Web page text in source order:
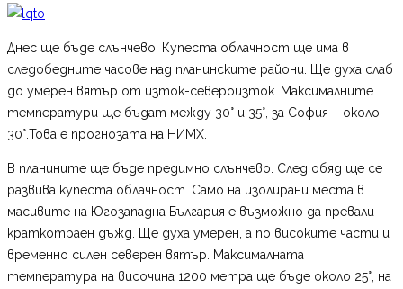
Днес ще бъде слънчево. Купеста облачност ще има в
следобедните часове над планинските райони. Ще духа слаб
до умерен вятър от изток-североизток. Максималните
температури ще бъдат между 30° и 35°, за София – около
30°.Това е прогнозата на НИМХ.
В планините ще бъде предимно слънчево. След обяд ще се
развива купеста облачност. Само на изолирани места в
масивите на Югозападна България е възможно да превали
краткотраен дъжд. Ще духа умерен, а по високите части и
временно силен северен вятър. Максималната
температура на височина 1200 метра ще бъде около 25°, на